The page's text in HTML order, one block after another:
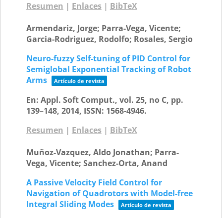
Resumen | Enlaces| BibTeX
Armendariz, Jorge; Parra-Vega, Vicente;
Garcia-Rodriguez, Rodolfo; Rosales, Sergio
Neuro-fuzzy Self-tuning of PID Control for
Semiglobal Exponential Tracking of Robot
Arms
Artículo de revista
En: Appl. Soft Comput., vol. 25, no C, pp.
139–148, 2014, ISSN: 1568-4946.
Resumen | Enlaces| BibTeX
Muñoz-Vazquez, Aldo Jonathan; Parra-
Vega, Vicente; Sanchez-Orta, Anand
A Passive Velocity Field Control for
Navigation of Quadrotors with Model-free
Integral Sliding Modes
Artículo de revista